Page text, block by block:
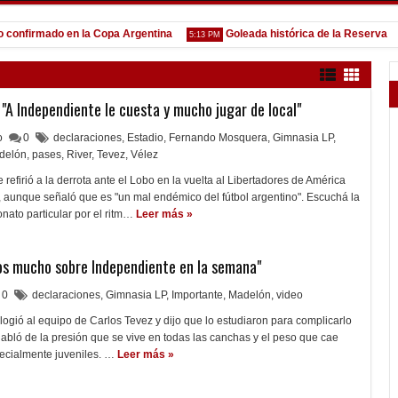
en la Copa Argentina 5:13 PM Goleada histórica de la Reserva 1:52
Independiente le cuesta y mucho jugar de local"
0 declaraciones, Estadio, Fernando Mosquera, Gimnasia LP,
, pases, River, Tevez, Vélez
refirió a la derrota ante el Lobo en la vuelta al Libertadores de América
señaló que es "un mal endémico del fútbol argentino". Escuchá la
particular por el ritm… Leer más »
mucho sobre Independiente en la semana"
0 declaraciones, Gimnasia LP, Importante, Madelón, video
al equipo de Carlos Tevez y dijo que lo estudiaron para complicarlo
de la presión que se vive en todas las canchas y el peso que cae
juveniles. … Leer más »